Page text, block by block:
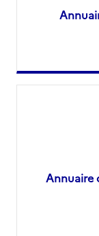
Annuaire